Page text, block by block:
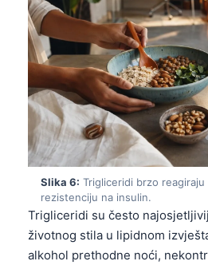
Slika 6: Trigliceridi brzo
rezistenciju na insulin.
Trigliceridi su često
životnog stila u lipidnom
alkohol prethodne noći,